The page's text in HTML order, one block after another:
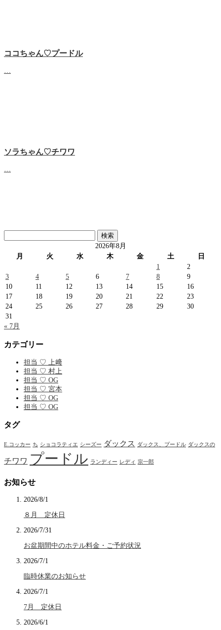
ココちゃん♡‬プードル
ソラちゃん♡‬チワワ
索:
2026年8月
月
火 水 木 金 土
日
1
2
3
4 5 6 7 8
9
10
11 12 13 14 15
16
17
18 19 20 21 22
23
24
25 26 27 28 29
30
31
« 7月
カテゴリー
担当 ♡ 上﨑
担当 ♡ 村上
担当 ♡ OG
担当 ♡ 宮本
担当 ♡ OG
担当 ♡ OG
タグ
E.コッカー ち ショコラティエ シーズー ダックス ダックス、プードル ダックスの
チワワ プードル ランディー レディ 宗一郎
お知らせ
2026/8/1
８月 定休日
2026/7/31
お盆期間中のホテル料金・ご予約状況
2026/7/1
臨時休業のお知らせ
2026/7/1
7月 定休日
2026/6/1